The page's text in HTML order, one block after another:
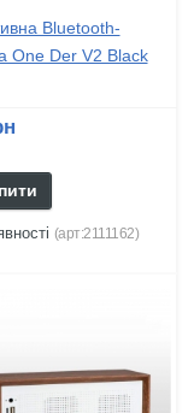
Bluetooth-
One Der V2 Black
(арт:2111162)